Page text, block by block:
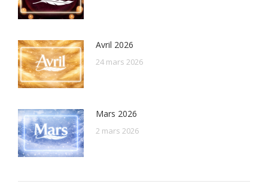
Avril 2026
24 mars 2026
Mars 2026
2 mars 2026